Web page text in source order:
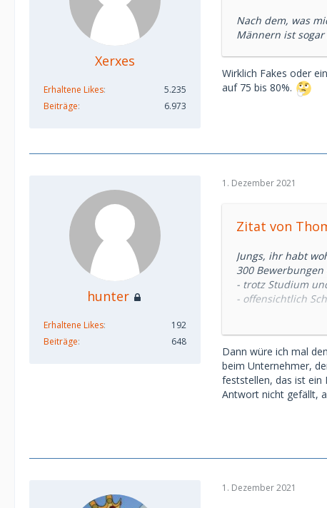
Xerxes
Erhaltene Likes
5.235
Beiträge
6.973
Nach dem, was
Männern ist
Wirklich Fakes oder
auf 75 bis 80%.
hunter
Erhaltene Likes
192
Beiträge
648
1. Dezember 2021
Zitat von
Jungs, ihr habt
300
- trotz Studium
- offensichtlich
- astronomische
Das ist ganz
Dann würe ich mal
beim Unternehmer,
feststellen, das ist ein
Antwort nicht gefällt,
1. Dezember 2021